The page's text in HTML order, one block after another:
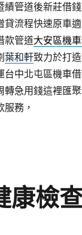
績管道後新莊借
貸流程快速原車
款管道大安區機
葉和軒致力於打
台中北屯區機車
轉急用錢這裡匯
務，
康檢